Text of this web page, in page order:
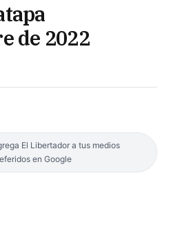
de 2022
El Libertador a tus medios
en Google